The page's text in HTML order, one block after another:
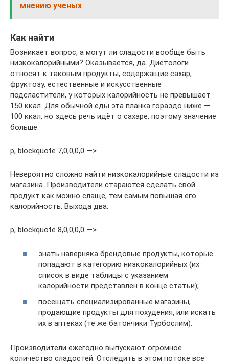
мнению ученых
Как найти
Возникает вопрос, а могут ли сладости вообще быть
низкокалорийными? Оказывается, да. Диетологи
относят к таковым продукты, содержащие сахар,
фруктозу, естественные и искусственные
подсластители, у которых калорийность не превышает
150 ккал. Для обычной еды эта планка гораздо ниже —
100 ккал, но здесь речь идёт о сахаре, поэтому значение
больше.
p, blockquote 7,0,0,0,0 —>
Невероятно сложно найти низкокалорийные сладости из
магазина. Производители стараются сделать свой
продукт как можно слаще, тем самым повышая его
калорийность. Выхода два:
p, blockquote 8,0,0,0,0 —>
знать наверняка брендовые продукты, которые
попадают в категорию низкокалорийных (их
список в виде таблицы с указанием
калорийности представлен в конце статьи);
посещать специализированные магазины,
продающие продукты для похудения, или искать
их в аптеках (те же батончики Турбослим).
Производители ежегодно выпускают огромное
количество сладостей. Отследить в этом потоке все